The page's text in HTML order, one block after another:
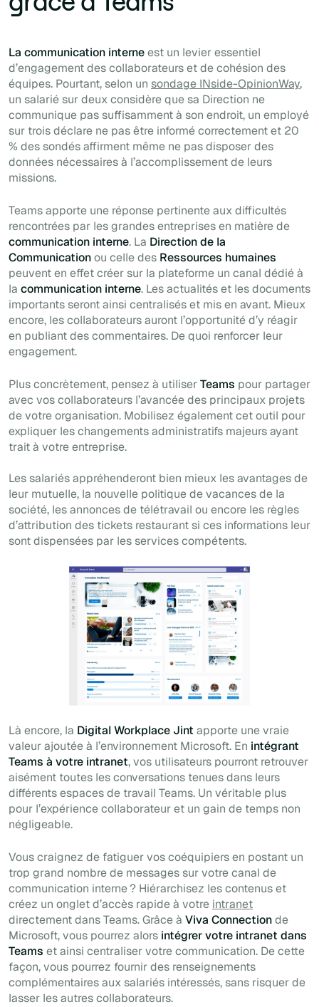
La communication interneest un levier essentiel
d’engagement des collaborateurs et de cohésion des
équipes. Pourtant, selon un sondage INside-OpinionWay,
un salarié sur deux considère que sa Direction ne
communique pas suffisamment à son endroit, un employé
sur trois déclare ne pas être informé correctement et 20
% des sondés affirment même ne pas disposer des
données nécessaires à l’accomplissement de leurs
missions.
Teams apporte une réponse pertinente aux difficultés
rencontrées par les grandes entreprises en matière de
communication interne. La Direction de la
Communicationou celle des Ressources humaines
peuvent en effet créer sur la plateforme un canal dédié à
la communication interne. Les actualités et les documents
importants seront ainsi centralisés et mis en avant. Mieux
encore, les collaborateurs auront l’opportunité d’y réagir
en publiant des commentaires. De quoi renforcer leur
engagement.
Plus concrètement, pensez à utiliserTeams pour partager
avec vos collaborateurs l’avancée des principaux projets
de votre organisation. Mobilisez également cet outil pour
expliquer les changements administratifs majeurs ayant
trait à votre entreprise.
Les salariés appréhenderont bien mieux les avantages de
leur mutuelle, la nouvelle politique de vacances de la
société, les annonces de télétravail ou encore les règles
d’attribution des tickets restaurant si ces informations leur
sont dispensées par les services compétents.
Là encore, la Digital Workplace Jint apporte une vraie
valeur ajoutée à l’environnement Microsoft. En intégrant
Teams à votre intranet, vos utilisateurs pourront retrouver
aisément toutes les conversations tenues dans leurs
différents espaces de travail Teams. Un véritable plus
pour l’expérience collaborateur et un gain de temps non
négligeable.
Vous craignez de fatiguer vos coéquipiers en postant un
trop grand nombre de messages sur votre canal de
communication interne ? Hiérarchisez les contenus et
créez un onglet d’accès rapide à votre intranet
directement dans Teams. Grâce à Viva Connectionde
Microsoft, vous pourrez alors intégrer votre intranet dans
Teams et ainsi centraliser votre communication. De cette
façon, vous pourrez fournir des renseignements
complémentaires aux salariés intéressés, sans risquer de
lasser les autres collaborateurs.